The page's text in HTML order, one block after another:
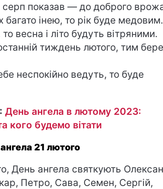
показав — до доброго
інею, то рік буде медовим.
весна і літо будуть вітряними.
тиждень лютого, тим
неспокійно ведуть, то буде
День ангела в лютому 2023:
кого будемо вітати
21 лютого
День ангела святкують
Петро, Сава, Семен, Сергій,